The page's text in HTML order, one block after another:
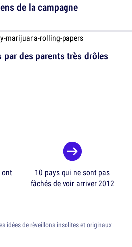
par des parents très drôles
de la campagne
ont
10 pays qui ne sont pas
fâchés de voir arriver 2012
idées de réveillons insolites et originaux